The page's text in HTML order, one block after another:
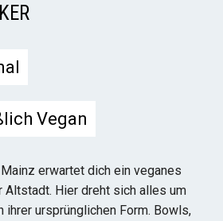
Vegan
erwartet dich ein veganes
Altstadt. Hier dreht sich alles um
ihrer ursprünglichen Form. Bowls,